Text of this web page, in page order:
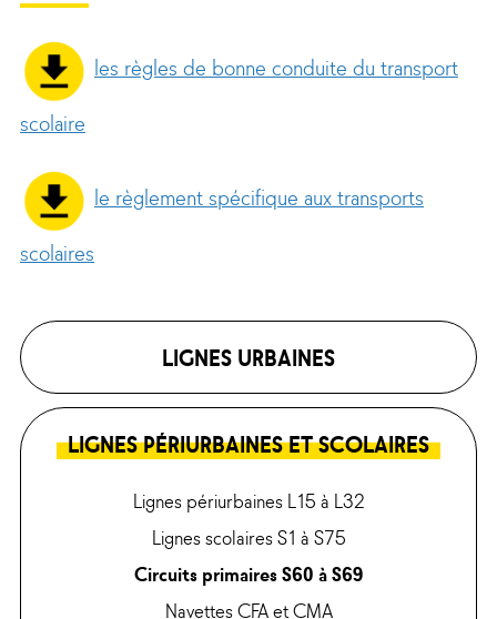
les règles de bonne conduite du transport
scolaire
le règlement spécifique aux transports
scolaires
LIGNES URBAINES
LIGNES PÉRIURBAINES ET SCOLAIRES
Lignes périurbaines L15 à L32
Lignes scolaires S1 à S75
Circuits primaires S60 à S69
Navettes CFA et CMA